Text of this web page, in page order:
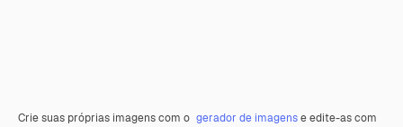
Crie suas próprias imagens com o gerador de imagense edite-as com